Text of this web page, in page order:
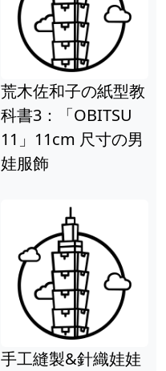
荒木佐和子の紙型教
科書3：「OBITSU
11」11cm 尺寸の男
娃服飾
手工縫製&針織娃娃